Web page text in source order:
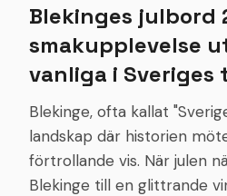
Blekinges julbord
smakupplevelse
vanliga i Sveriges
Blekinge, ofta kallat
landskap där historien
förtrollande vis. När julen
Blekinge till en glittrande